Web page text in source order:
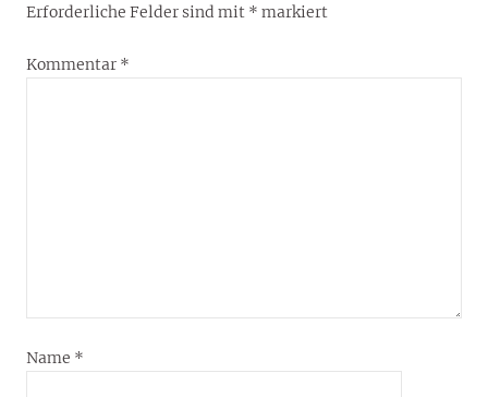
Erforderliche Felder sind mit * markiert
Kommentar *
Name *